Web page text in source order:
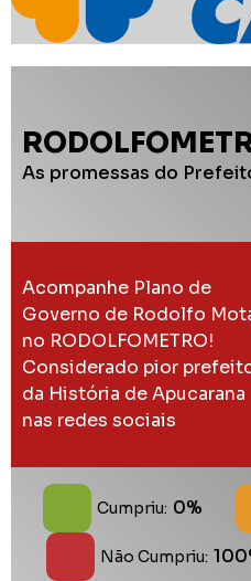
As promessas do
Acompanhe Plano de
Governo de Rodolfo
no RODOLFOMETRO!
Considerado pior
da História de Apucarana
nas redes sociais
Cumpriu: 0%
Não Cumpriu: